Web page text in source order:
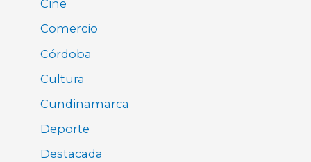
Cine
Comercio
Córdoba
Cultura
Cundinamarca
Deporte
Destacada